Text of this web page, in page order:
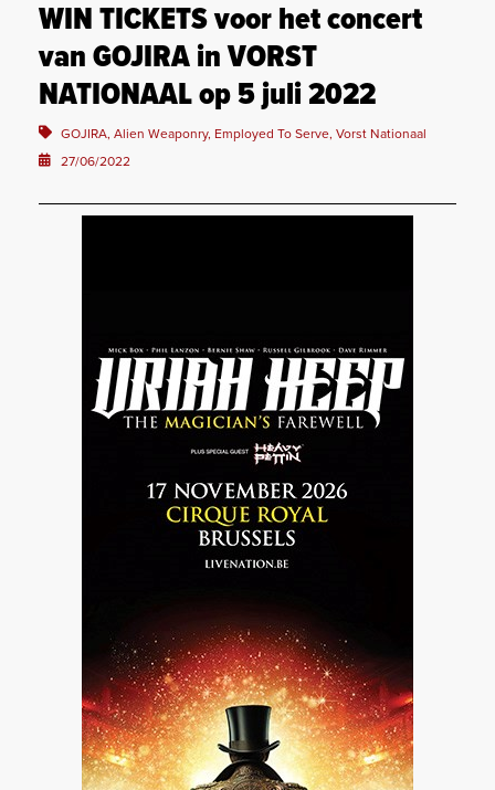
WIN TICKETS voor het concert
van GOJIRA in VORST
NATIONAAL op 5 juli 2022
GOJIRA, Alien Weaponry, Employed To Serve, Vorst Nationaal
27/06/2022